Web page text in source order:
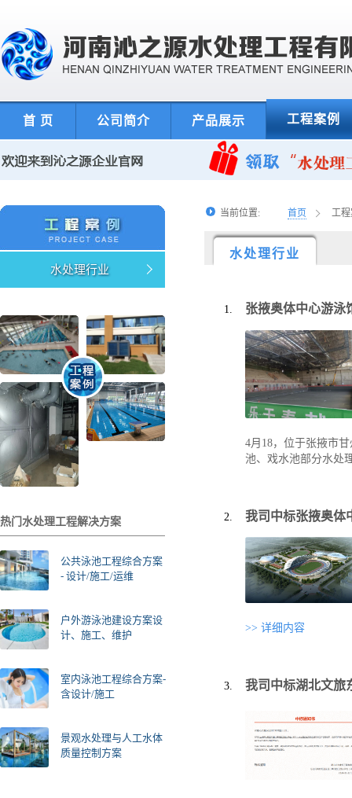
首 页 公司简介 产品展示 工程案例
水处理行业
热门水处理工程解决方案
公共泳池工程综合方案
- 设计/施工/运维
户外游泳池建设方案设
计、施工、维护
室内泳池工程综合方案-
含设计/施工
景观水处理与人工水体
质量控制方案
当前位置: 首页 工
水处理行业
张掖奥体中心游泳
4月18，位于张掖市
池、戏水池部分水处
我司中标张掖奥体
>> 详细内容
我司中标湖北文旅